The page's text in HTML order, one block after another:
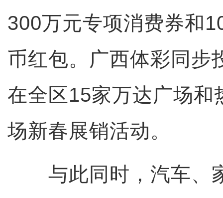
300万元专项消费券和
币红包。广西体彩同步
在全区15家万达广场和
场新春展销活动。
与此同时，汽车、